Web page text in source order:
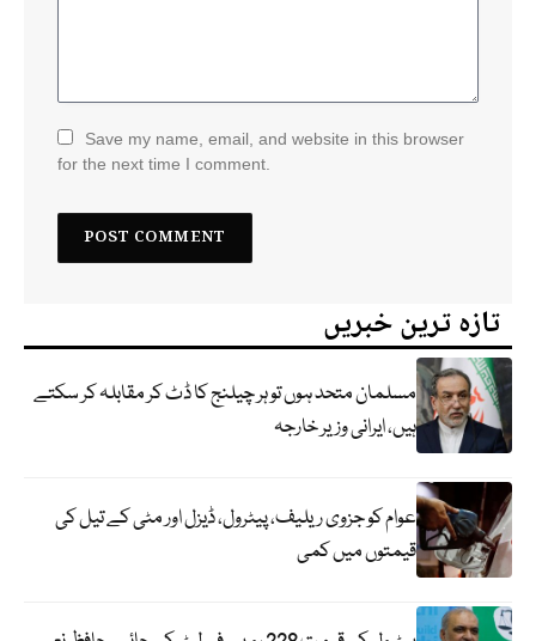
Save my name, email, and website in this browser
for the next time I comment.
تازہ ترین خبریں
مسلمان متحد ہوں تو ہر چیلنج کا ڈٹ کر مقابلہ کر سکتے
ہیں، ایرانی وزیر خارجہ
عوام کو جزوی ریلیف، پیٹرول، ڈیزل اور مٹی کے تیل کی
قیمتوں میں کمی